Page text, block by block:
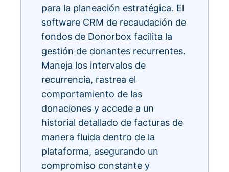
para la planeación estratégica. El
software CRM de recaudación de
fondos de Donorbox facilita la
gestión de donantes recurrentes.
Maneja los intervalos de
recurrencia, rastrea el
comportamiento de las
donaciones y accede a un
historial detallado de facturas de
manera fluida dentro de la
plataforma, asegurando un
compromiso constante y